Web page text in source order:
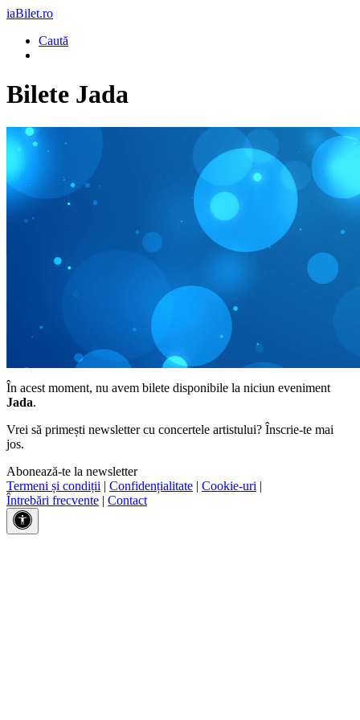
iaBilet.ro
Caută
Bilete Jada
În acest moment, nu avem bilete disponibile la niciun eveniment
Jada.
Vrei să primești newsletter cu concertele artistului? Înscrie-te mai
jos.
Abonează-te la newsletter
Termeni și condiții | Confidențialitate | Cookie-uri |
Întrebări frecvente | Contact